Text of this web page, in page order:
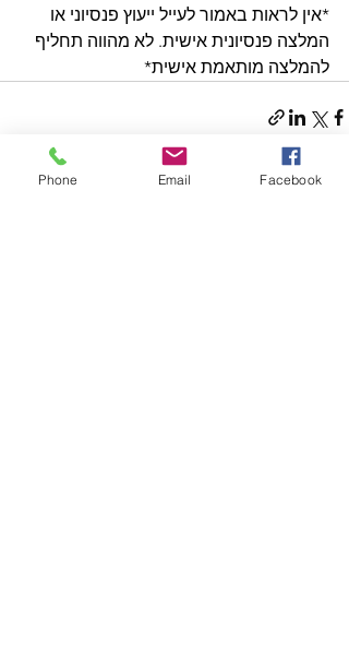
*אין לראות באמור לעייל ייעוץ פנסיוני או
המלצה פנסיונית אישית. לא מהווה תחליף
להמלצה מותאמת אישית*
Phone Email Facebook